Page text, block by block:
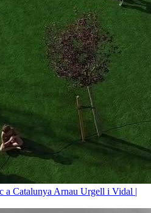
a Catalunya Arnau Urgell i Vidal |